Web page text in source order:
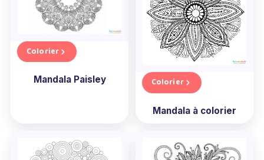
Colorier
Mandala Paisley Colorier
Mandala à colorier